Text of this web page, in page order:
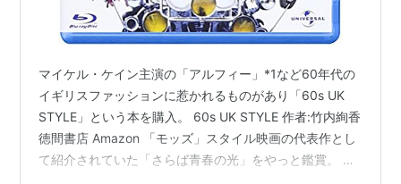
マイケル・ケイン主演の「アルフィー」*1など60年代の
イギリスファッションに惹かれるものがあり「60s UK
STYLE」という本を購入。 60s UK STYLE 作者:竹内絢香
徳間書店 Amazon 「モッズ」スタイル映画の代表作とし
て紹介されていた「さらば青春の光」をやっと鑑賞。 さ